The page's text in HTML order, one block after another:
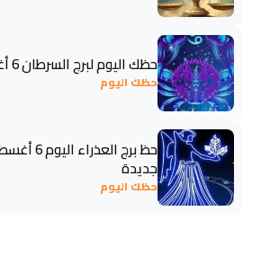
حظك اليوم لبرج السرطان 6 أغسطس 2026
حظك اليوم
جديدة
حظك اليوم